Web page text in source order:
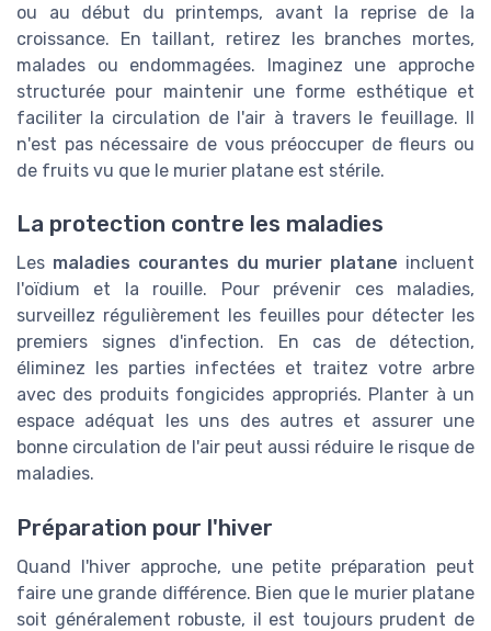
ou au début du printemps, avant la reprise de la
croissance. En taillant, retirez les branches mortes,
malades ou endommagées. Imaginez une approche
structurée pour maintenir une forme esthétique et
faciliter la circulation de l'air à travers le feuillage. Il
n'est pas nécessaire de vous préoccuper de fleurs ou
de fruits vu que le murier platane est stérile.
La protection contre les maladies
Les maladies courantes du murier platane incluent
l'oïdium et la rouille. Pour prévenir ces maladies,
surveillez régulièrement les feuilles pour détecter les
premiers signes d'infection. En cas de détection,
éliminez les parties infectées et traitez votre arbre
avec des produits fongicides appropriés. Planter à un
espace adéquat les uns des autres et assurer une
bonne circulation de l'air peut aussi réduire le risque de
maladies.
Préparation pour l'hiver
Quand l'hiver approche, une petite préparation peut
faire une grande différence. Bien que le murier platane
soit généralement robuste, il est toujours prudent de